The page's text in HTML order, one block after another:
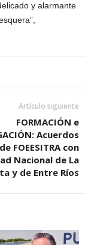
y alarmante
Artículo siguiente
FORMACIÓN e
Acuerdos
de FOEESITRA con
Nacional de La
y de Entre Ríos